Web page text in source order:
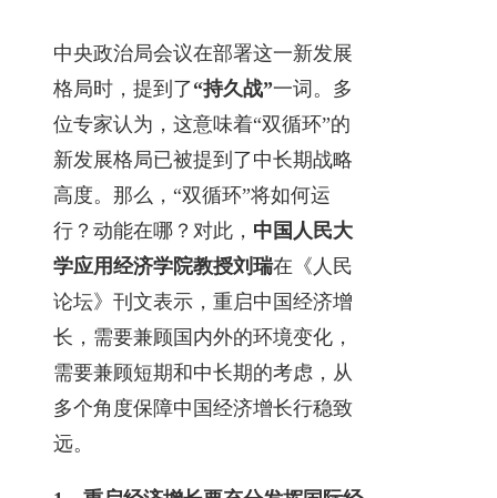
中央政治局会议在部署这一新发展
格局时，提到了“持久战”一词。多
位专家认为，这意味着“双循环”的
新发展格局已被提到了中长期战略
高度。那么，“双循环”将如何运
行？动能在哪？对此， 中国人民大
学应用经济学院教授刘瑞在《人民
论坛》刊文表示，重启中国经济增
长，需要兼顾国内外的环境变化，
需要兼顾短期和中长期的考虑，从
多个角度保障中国经济增长行稳致
远。